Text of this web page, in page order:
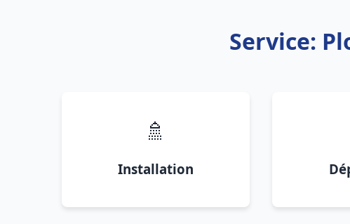
Service:
🚿
Installation